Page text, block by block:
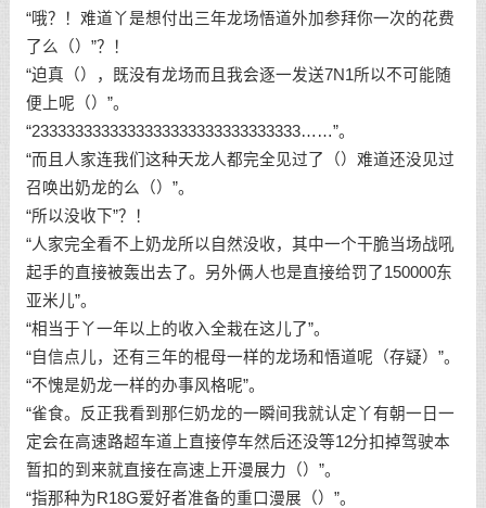
“哦？！难道丫是想付出三年龙场悟道外加参拜你一次的花费
了么（）”？！
“迫真（），既没有龙场而且我会逐一发送7N1所以不可能随
便上呢（）”。
“2333333333333333333333333333333……”。
“而且人家连我们这种天龙人都完全见过了（）难道还没见过
召唤出奶龙的么（）”。
“所以没收下”？！
“人家完全看不上奶龙所以自然没收，其中一个干脆当场战吼
起手的直接被轰出去了。另外俩人也是直接给罚了150000东
亚米儿”。
“相当于丫一年以上的收入全栽在这儿了”。
“自信点儿，还有三年的棍母一样的龙场和悟道呢（存疑）”。
“不愧是奶龙一样的办事风格呢”。
“雀食。反正我看到那仨奶龙的一瞬间我就认定丫有朝一日一
定会在高速路超车道上直接停车然后还没等12分扣掉驾驶本
暂扣的到来就直接在高速上开漫展力（）”。
“指那种为R18G爱好者准备的重口漫展（）”。